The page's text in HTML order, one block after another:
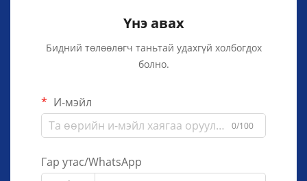
Үнэ авах
Бидний төлөөлөгч таньтай удахгүй холбогдох
болно.
И-мэйл
0/100
Гар утас/WhatsApp